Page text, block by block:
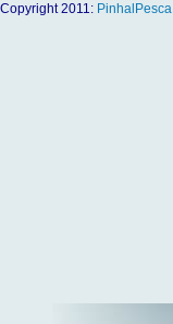
Copyright 2011: PinhalPesca